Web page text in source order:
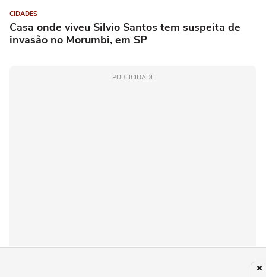
CIDADES
Casa onde viveu Silvio Santos tem suspeita de
invasão no Morumbi, em SP
PUBLICIDADE